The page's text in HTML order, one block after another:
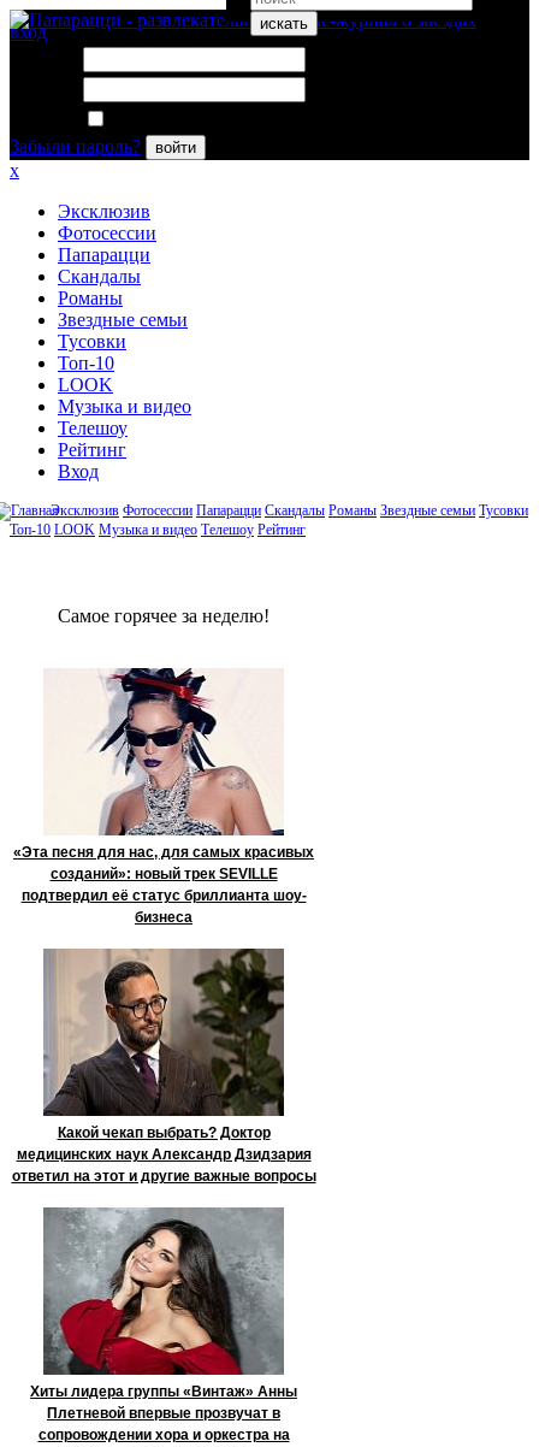
искать
вход
Забыли пароль?
войти
x
Эксклюзив
Фотосессии
Папарацци
Скандалы
Романы
Звездные семьи
Тусовки
Топ-10
LOOK
Музыка и видео
Телешоу
Рейтинг
Вход
Эксклюзив Фотосессии Папарацци Скандалы Романы Звездные семьи Тусовки
Топ-10 LOOK Музыка и видео Телешоу Рейтинг
Сaмое гoрячее за неделю!
«Эта песня для нас, для самых красивых
созданий»: новый трек SEVILLE
подтвердил её статус бриллианта шоу-
бизнеса
Какой чекап выбрать? Доктор
медицинских наук Александр Дзидзария
ответил на этот и другие важные вопросы
Хиты лидера группы «Винтаж» Анны
Плетневой впервые прозвучат в
сопровождении хора и оркестра на